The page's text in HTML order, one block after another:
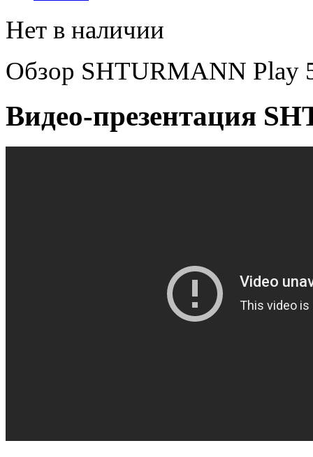
Нет в наличии
Обзор SHTURMANN Play
Видео-презентация